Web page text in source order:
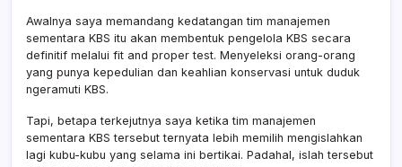
Awalnya saya memandang kedatangan tim manajemen
sementara KBS itu akan membentuk pengelola KBS secara
definitif melalui fit and proper test. Menyeleksi orang-orang
yang punya kepedulian dan keahlian konservasi untuk duduk
ngeramuti KBS.
Tapi, betapa terkejutnya saya ketika tim manajemen
sementara KBS tersebut ternyata lebih memilih mengislahkan
lagi kubu-kubu yang selama ini bertikai. Padahal, islah tersebut